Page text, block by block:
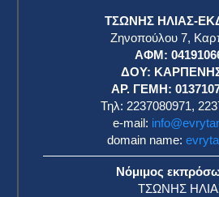
ΤΣΩΝΗΣ ΗΛΙΑΣ-
Ζηνοπούλου 7,
ΑΦΜ:
ΔΟΥ:
ΑΡ. ΓΕΜΗ:
Τηλ: 2237080971,
e-mail:
domain name:
Νόμιμος
ΤΣΩΝΗΣ